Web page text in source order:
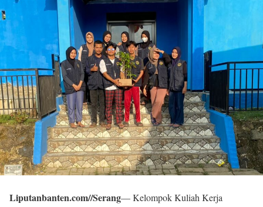
Liputanbanten.com//Serang— Kelompok Kuliah Kerja